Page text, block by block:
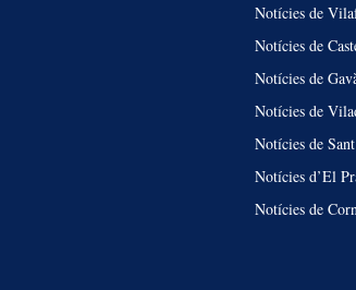
Notícies de
Notícies de
Notícies de
Notícies de
Notícies de
Notícies d’El
Notícies de